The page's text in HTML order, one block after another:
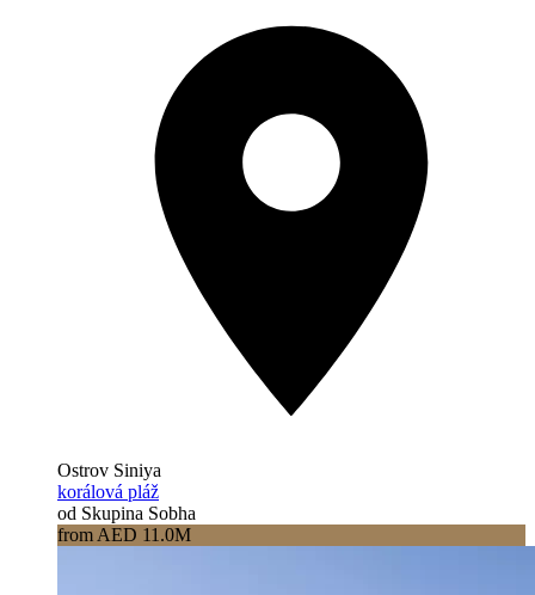
Ostrov Siniya
korálová pláž
od Skupina Sobha
from AED 11.0M